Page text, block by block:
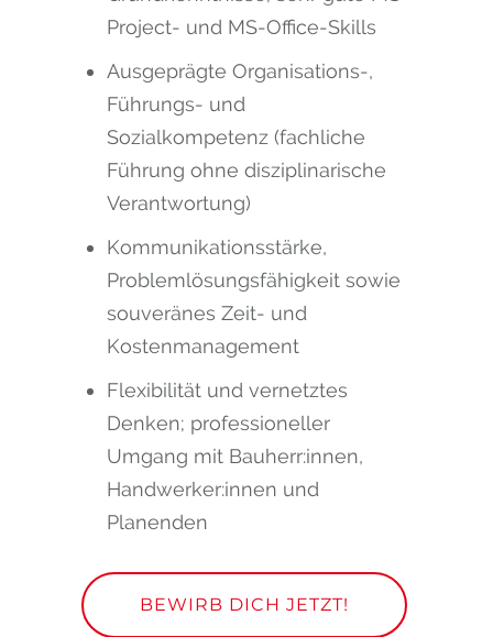
Project- und MS-Office-Skills
Ausgeprägte Organisations-,
Führungs- und
Sozialkompetenz (fachliche
Führung ohne disziplinarische
Verantwortung)
Kommunikationsstärke,
Problemlösungsfähigkeit sowie
souveränes Zeit- und
Kostenmanagement
Flexibilität und vernetztes
Denken; professioneller
Umgang mit Bauherr:innen,
Handwerker:innen und
Planenden
BEWIRB DICH JETZT!